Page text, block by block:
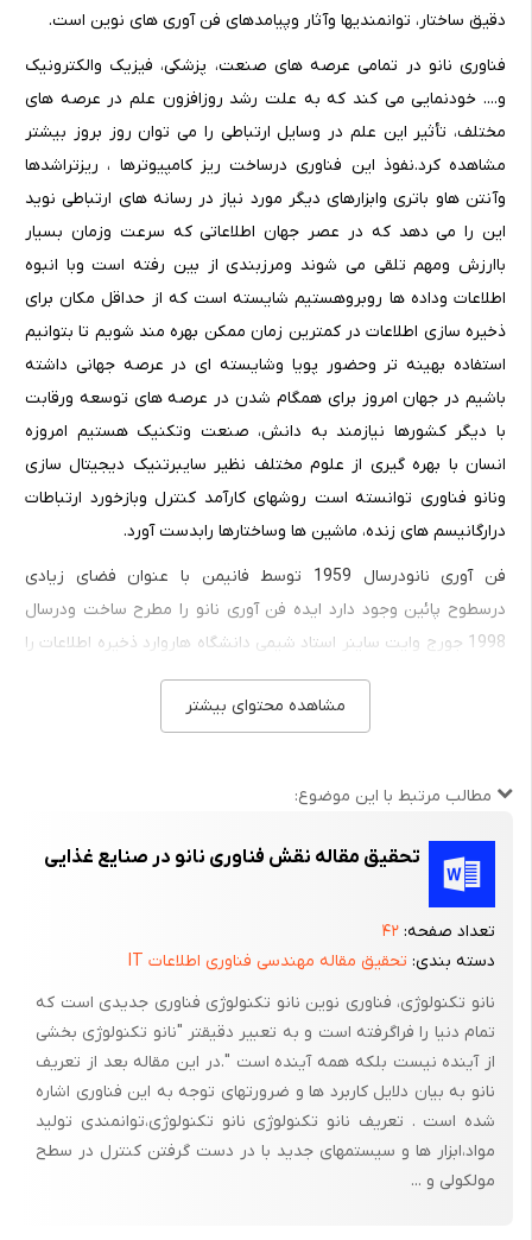
دقیق ساختار، توانمندیها وآثار وپیامدهای فن آوری های نوین است.
فناوری نانو در تمامی عرصه های صنعت، پزشکی، فیزیک والکترونیک
و.... خودنمایی می کند که به علت رشد روزافزون علم در عرصه های
مختلف، تأثیر این علم در وسایل ارتباطی را می توان روز بروز بیشتر
مشاهده کرد.نفوذ این فناوری درساخت ریز کامپیوترها ، ریزتراشدها
وآنتن هاو باتری وابزارهای دیگر مورد نیاز در رسانه های ارتباطی نوید
این را می دهد که در عصر جهان اطلاعاتی که سرعت وزمان بسیار
باارزش ومهم تلقی می شوند ومرزبندی از بین رفته است وبا انبوه
اطلاعات وداده ها روبروهستیم شایسته است که از حداقل مکان برای
ذخیره سازی اطلاعات در کمترین زمان ممکن بهره مند شویم تا بتوانیم
استفاده بهینه تر وحضور پویا وشایسته ای در عرصه جهانی داشته
باشیم در جهان امروز برای همگام شدن در عرصه های توسعه ورقابت
با دیگر کشورها نیازمند به دانش، صنعت وتکنیک هستیم امروزه
انسان با بهره گیری از علوم مختلف نظیر سایبرتنیک دیجیتال سازی
ونانو فناوری توانسته است روشهای کارآمد کنترل وبازخورد ارتباطات
درارگانیسم های زنده، ماشین ها وساختارها رابدست آورد.
فن آوری نانودرسال 1959 توسط فانیمن با عنوان فضای زیادی
درسطوح پائین وجود دارد ایده فن آوری نانو را مطرح ساخت ودرسال
1998 جورج وایت ساینر استاد شیمی دانشگاه هاروارد ذخیره اطلاعات را
یکی از تحولات اساسی خواند که فن آوری نانو آن را ممکن خواهد ساخت
او می گوید شما می توانید( باقطعات نانو) اطلاعات یک هزار لوح فشرده
این یکی از ایده هایی است که تعریف کیفیت زندگی رااندکی
تغییرخواهد داد. لذا شایسته است با توجه به اهمیت ورشد سریع
استفاده از تکنولوژی های نوین ارتباطی بخصوص نانومدیا در بین
اکثریت جوامع ولزوما آشنایی باکارکردها وپیامدهای آن در جامعه به
شناخت وبررسی پیدایش وظهور آن در علوم اجتماعی بپردازیم
وباهوشیاری ودقت وسرعت بیشتری از آن استفاده کنیم.
اهمیت موضوع:
فن آوری های نوین همگام با انقلاب ارتباطات، مسائل گوناگون را در
کشورهای در حال توسعه به وجود آورده است.از یک سو این فن آوری
ها می تواند در راه خدمت به توسعه ملل جهان سوم به کاررود وبرای
مشاهده محتوای بیشتر
مطالب مرتبط با این موضوع:
تحقیق مقاله نقش فناوری نانو در صنایع غذایی
تعداد صفحه: ۴۲
دسته بندی: تحقیق مقاله مهندسی فناوری اطلاعات IT
نانو تکنولوژی، فناوری نوین نانو تکنولوژی فناوری جدیدی است که
تمام دنیا را فراگرفته است و به تعبیر دقیقتر "نانو تکنولوژی بخشی
از آینده نیست بلکه همه آینده است ".در این مقاله بعد از تعریف
نانو به بیان دلایل کاربرد ها و ضرورتهای توجه به این فناوری اشاره
شده است . تعریف نانو تکنولوژی نانو تکنولوژی،توانمندی تولید
مواد،ابزار ها و سیستمهای جدید با در دست گرفتن کنترل در سطح
مولکولی و ...